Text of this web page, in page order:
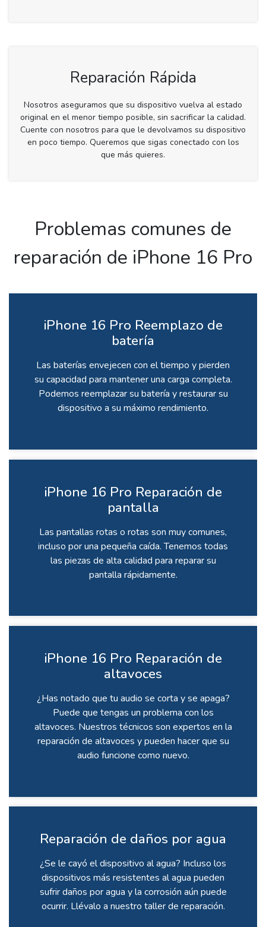
Reparación Rápida
Nosotros aseguramos que su dispositivo vuelva al estado
original en el menor tiempo posible, sin sacrificar la calidad.
Cuente con nosotros para que le devolvamos su dispositivo
en poco tiempo. Queremos que sigas conectado con los
que más quieres.
Problemas comunes de
reparación de iPhone 16 Pro
iPhone 16 Pro Reemplazo de
batería
Las baterías envejecen con el tiempo y pierden
su capacidad para mantener una carga completa.
Podemos reemplazar su batería y restaurar su
dispositivo a su máximo rendimiento.
iPhone 16 Pro Reparación de
pantalla
Las pantallas rotas o rotas son muy comunes,
incluso por una pequeña caída. Tenemos todas
las piezas de alta calidad para reparar su
pantalla rápidamente.
iPhone 16 Pro Reparación de
altavoces
¿Has notado que tu audio se corta y se apaga?
Puede que tengas un problema con los
altavoces. Nuestros técnicos son expertos en la
reparación de altavoces y pueden hacer que su
audio funcione como nuevo.
Reparación de daños por agua
¿Se le cayó el dispositivo al agua? Incluso los
dispositivos más resistentes al agua pueden
sufrir daños por agua y la corrosión aún puede
ocurrir. Llévalo a nuestro taller de reparación.